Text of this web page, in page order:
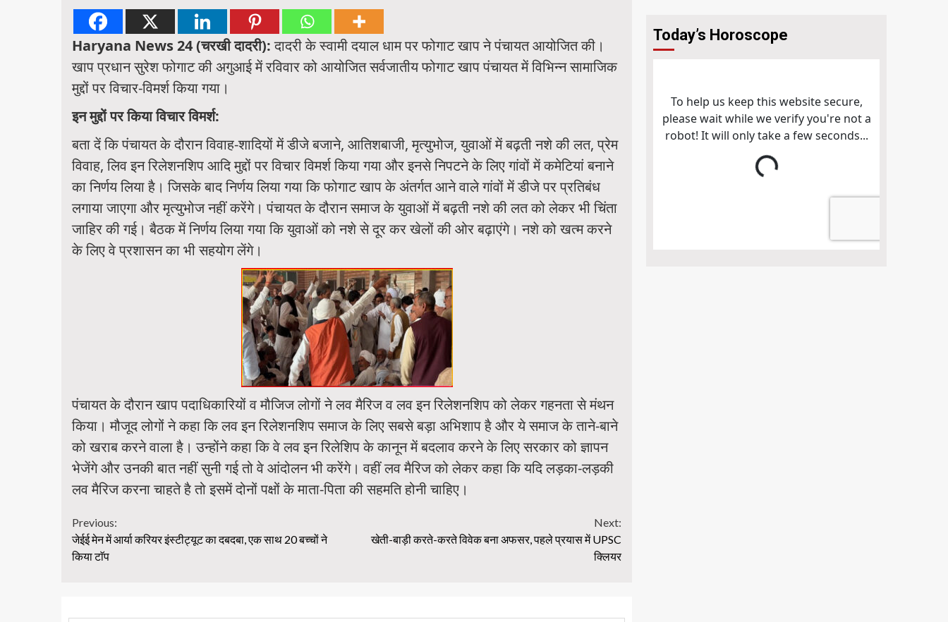
Haryana News 24 (चरखी दादरी):दादरी के स्वामी दयाल धाम पर फोगाट खाप ने पंचायत आयोजित की।
खाप प्रधान सुरेश फोगाट की अगुआई में रविवार को आयोजित सर्वजातीय फोगाट खाप पंचायत में विभिन्न सामाजिक
मुद्दों पर विचार-विमर्श किया गया।
इन मुद्दों पर किया विचार विमर्श:
बता दें कि पंचायत के दौरान विवाह-शादियों में डीजे बजाने, आतिशबाजी, मृत्युभोज, युवाओं में बढ़ती नशे की लत, प्रेम
विवाह, लिव इन रिलेशनशिप आदि मुद्दों पर विचार विमर्श किया गया और इनसे निपटने के लिए गांवों में कमेटियां बनाने
का निर्णय लिया है। जिसके बाद निर्णय लिया गया कि फोगाट खाप के अंतर्गत आने वाले गांवों में डीजे पर प्रतिबंध
लगाया जाएगा और मृत्युभोज नहीं करेंगे। पंचायत के दौरान समाज के युवाओं में बढ़ती नशे की लत को लेकर भी चिंता
जाहिर की गई। बैठक में निर्णय लिया गया कि युवाओं को नशे से दूर कर खेलों की ओर बढ़ाएंगे। नशे को खत्म करने
के लिए वे प्रशासन का भी सहयोग लेंगे।
पंचायत के दौरान खाप पदाधिकारियों व मौजिज लोगों ने लव मैरिज व लव इन रिलेशनशिप को लेकर गहनता से मंथन
किया। मौजूद लोगों ने कहा कि लव इन रिलेशनशिप समाज के लिए सबसे बड़ा अभिशाप है और ये समाज के ताने-बाने
को खराब करने वाला है। उन्होंने कहा कि वे लव इन रिलेशिप के कानून में बदलाव करने के लिए सरकार को ज्ञापन
भेजेंगे और उनकी बात नहीं सुनी गई तो वे आंदोलन भी करेंगे। वहीं लव मैरिज को लेकर कहा कि यदि लड़का-लड़की
लव मैरिज करना चाहते है तो इसमें दोनों पक्षों के माता-पिता की सहमति होनी चाहिए।
Continue
Reading
Previous:
जेईई मेन में आर्या करियर इंस्टीट्यूट का दबदबा, एक साथ 20 बच्चों ने
किया टाॅप
Next:
खेती-बाड़ी करते-करते विवेक बना अफसर, पहले प्रयास में UPSC
क्लियर
Today’s Horoscope